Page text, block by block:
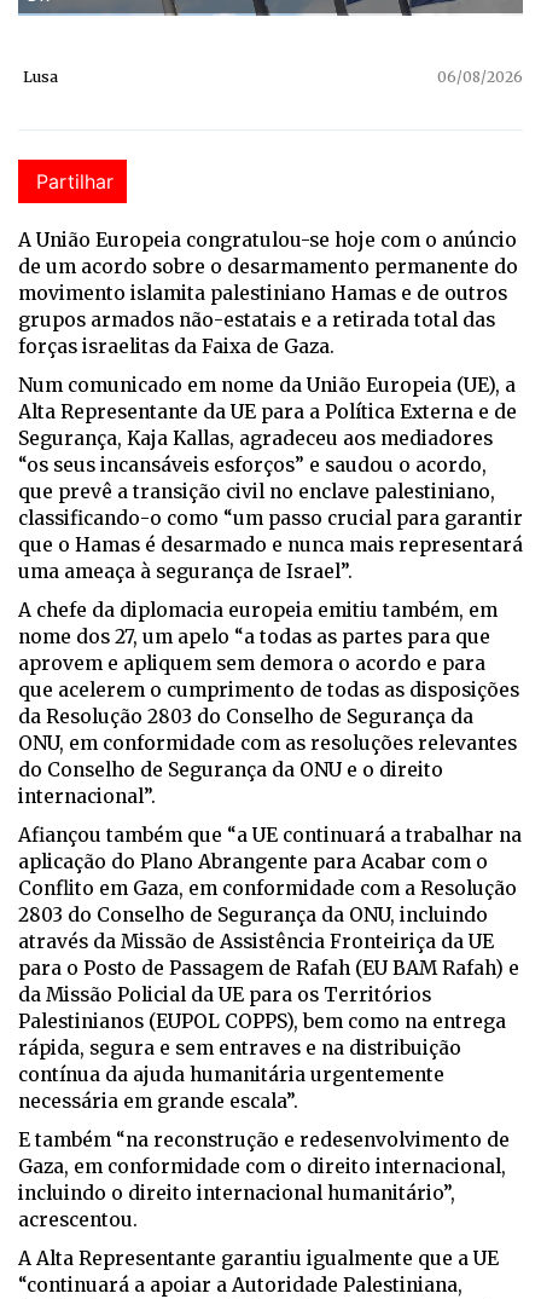
Lusa 06/08/2026
Partilhar
A União Europeia congratulou-se hoje com o anúncio
de um acordo sobre o desarmamento permanente do
movimento islamita palestiniano Hamas e de outros
grupos armados não-estatais e a retirada total das
forças israelitas da Faixa de Gaza.
Num comunicado em nome da União Europeia (UE), a
Alta Representante da UE para a Política Externa e de
Segurança, Kaja Kallas, agradeceu aos mediadores
“os seus incansáveis esforços” e saudou o acordo,
que prevê a transição civil no enclave palestiniano,
classificando-o como “um passo crucial para garantir
que o Hamas é desarmado e nunca mais representará
uma ameaça à segurança de Israel”.
A chefe da diplomacia europeia emitiu também, em
nome dos 27, um apelo “a todas as partes para que
aprovem e apliquem sem demora o acordo e para
que acelerem o cumprimento de todas as disposições
da Resolução 2803 do Conselho de Segurança da
ONU, em conformidade com as resoluções relevantes
do Conselho de Segurança da ONU e o direito
internacional”.
Afiançou também que “a UE continuará a trabalhar na
aplicação do Plano Abrangente para Acabar com o
Conflito em Gaza, em conformidade com a Resolução
2803 do Conselho de Segurança da ONU, incluindo
através da Missão de Assistência Fronteiriça da UE
para o Posto de Passagem de Rafah (EU BAM Rafah) e
da Missão Policial da UE para os Territórios
Palestinianos (EUPOL COPPS), bem como na entrega
rápida, segura e sem entraves e na distribuição
contínua da ajuda humanitária urgentemente
necessária em grande escala”.
E também “na reconstrução e redesenvolvimento de
Gaza, em conformidade com o direito internacional,
incluindo o direito internacional humanitário”,
acrescentou.
A Alta Representante garantiu igualmente que a UE
“continuará a apoiar a Autoridade Palestiniana,